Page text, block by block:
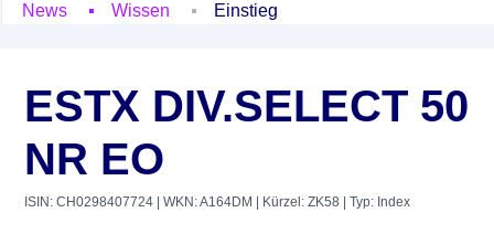
News
Wissen Einstieg
ESTX DIV.SELECT 50
NR EO
ISIN: CH0298407724 | WKN: A164DM | Kürzel: ZK58 | Typ: Index